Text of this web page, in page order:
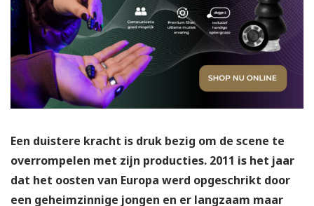
Een duistere kracht is druk bezig om de scene te
overrompelen met zijn producties. 2011 is het jaar
dat het oosten van Europa werd opgeschrikt door
een geheimzinnige jongen en er langzaam maar